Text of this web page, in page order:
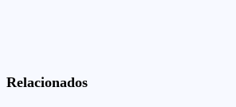
Relacionados